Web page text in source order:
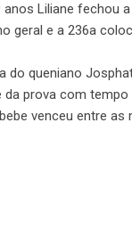
Liliane fechou
geral e a 236a
do queniano
prova com tempo
venceu entre